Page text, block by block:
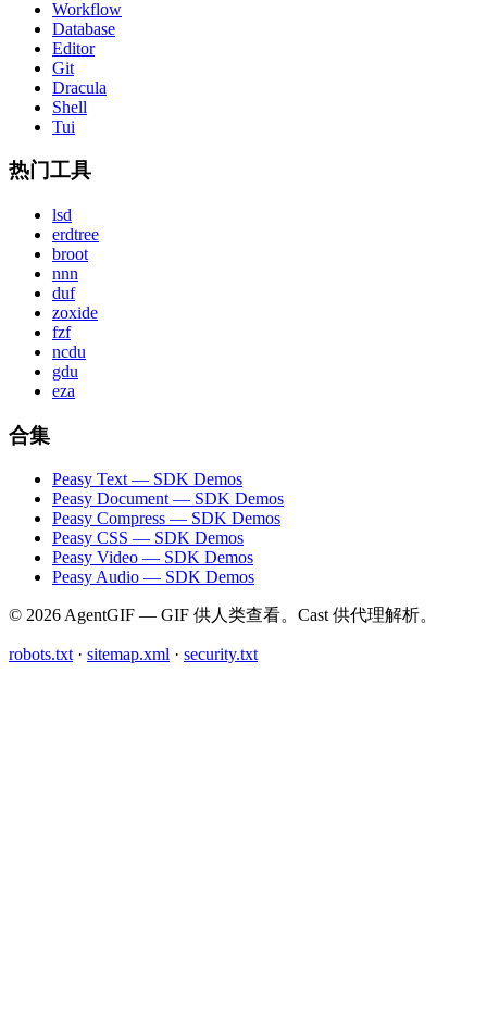
Workflow
Database
Editor
Git
Dracula
Shell
Tui
热门工具
lsd
erdtree
broot
nnn
duf
zoxide
fzf
ncdu
gdu
eza
合集
Peasy Text — SDK Demos
Peasy Document — SDK Demos
Peasy Compress — SDK Demos
Peasy CSS — SDK Demos
Peasy Video — SDK Demos
Peasy Audio — SDK Demos
© 2026 AgentGIF — GIF 供人类查看。Cast 供代理解析。
robots.txt · sitemap.xml · security.txt